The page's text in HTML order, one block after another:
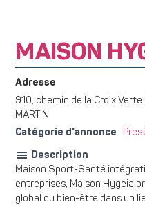
MAISON
Adresse
910, chemin de la Croix Verte
MARTIN
Catégorie d'annonce
Description
Maison Sport-Santé
entreprises, Maison Hygeia
global du bien-être dans un